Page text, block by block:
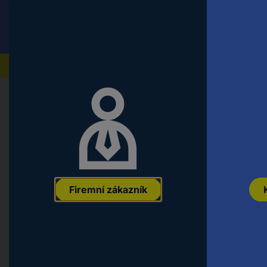
Firemní zákazník
Počítače a kancelářská technika
Akasa GRM120-30 mřížka PC
4710614521315 Označení výrobce: Objednací